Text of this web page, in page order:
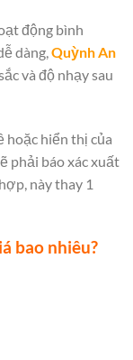
động bình
dàng,Quỳnh An
và độ nhạy sau
hoặc hiển thị của
phải báo xác xuất
này thay 1
bao nhiêu?